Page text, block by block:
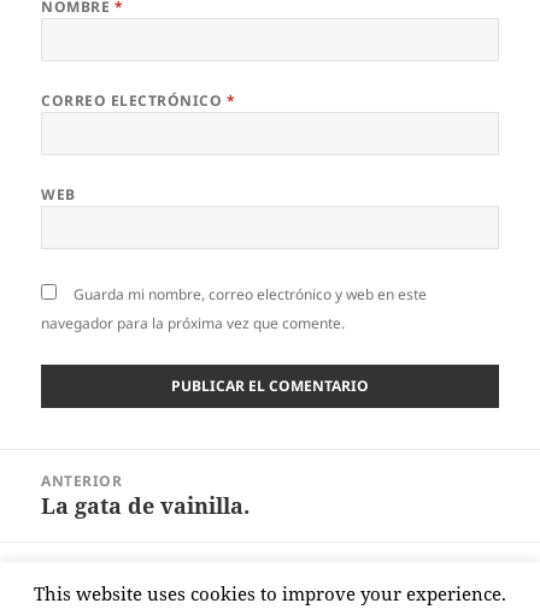
NOMBRE *
CORREO ELECTRÓNICO *
WEB
Guarda mi nombre, correo electrónico y web en este
navegador para la próxima vez que comente.
entradas
ANTERIOR
Entrada
La gata de vainilla.
Entrada
Adivina quién viene a cenar esta noche…
This website uses cookies to improve your experience.